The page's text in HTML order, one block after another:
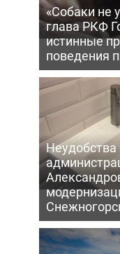
«Собаки не
глава РКФ
истинные
поведения